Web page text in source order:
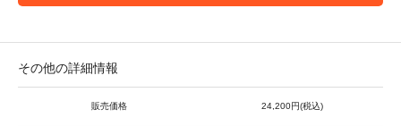
その他の詳細情報
販売価格 24,200円(税込)